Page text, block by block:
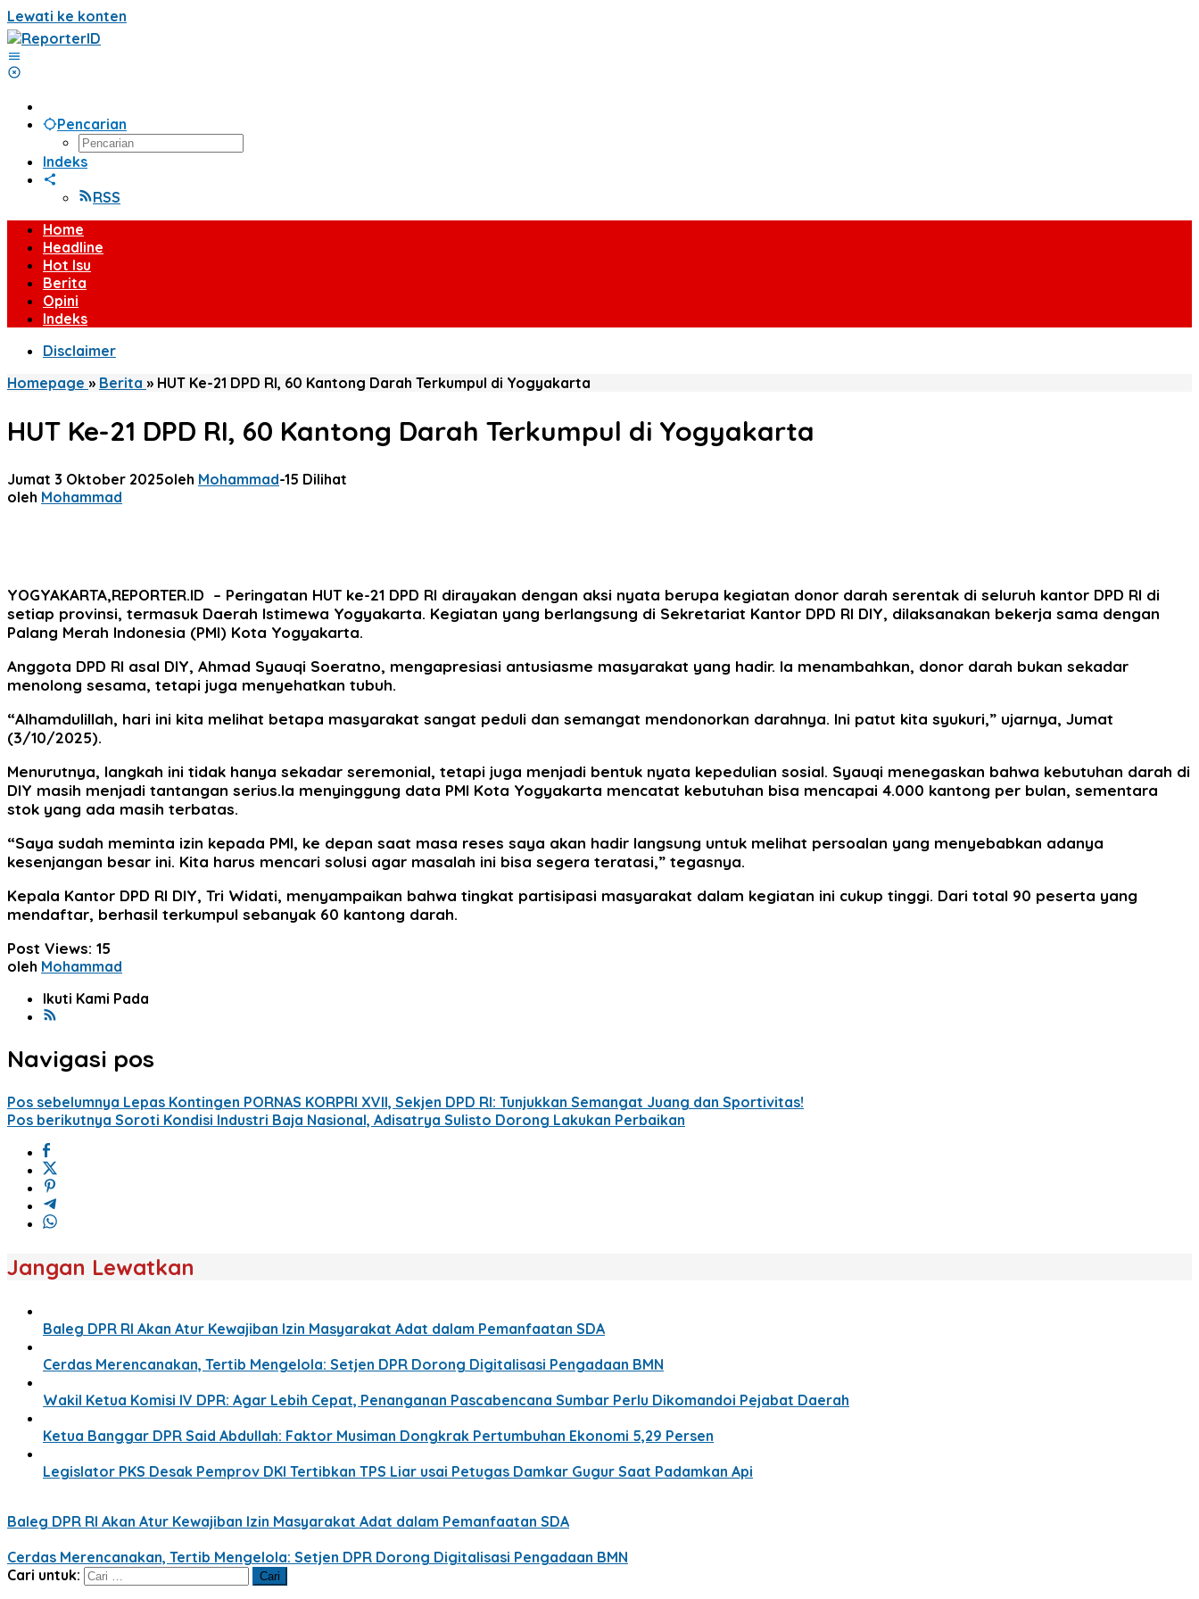
Lewati ke konten
Pencarian
Indeks
RSS
Home
Headline
Hot Isu
Berita
Opini
Indeks
Disclaimer
Homepage » Berita » HUT Ke-21 DPD RI, 60 Kantong Darah Terkumpul di Yogyakarta
HUT Ke-21 DPD RI, 60 Kantong Darah Terkumpul di Yogyakarta
Jumat 3 Oktober 2025oleh Mohammad-15 Dilihat
oleh Mohammad
YOGYAKARTA,REPORTER.ID – Peringatan HUT ke-21 DPD RI dirayakan dengan aksi nyata berupa kegiatan donor darah serentak di seluruh kantor DPD RI di
setiap provinsi, termasuk Daerah Istimewa Yogyakarta. Kegiatan yang berlangsung di Sekretariat Kantor DPD RI DIY, dilaksanakan bekerja sama dengan
Palang Merah Indonesia (PMI) Kota Yogyakarta.
‎Anggota DPD RI asal DIY, Ahmad Syauqi Soeratno, mengapresiasi antusiasme masyarakat yang hadir. Ia menambahkan, donor darah bukan sekadar
menolong sesama, tetapi juga menyehatkan tubuh.
‎“Alhamdulillah, hari ini kita melihat betapa masyarakat sangat peduli dan semangat mendonorkan darahnya. Ini patut kita syukuri,” ujarnya, Jumat
(3/10/2025).
Menurutnya, langkah ini tidak hanya sekadar seremonial, tetapi juga menjadi bentuk nyata kepedulian sosial. Syauqi menegaskan bahwa kebutuhan darah di
DIY masih menjadi tantangan serius.Ia menyinggung data PMI Kota Yogyakarta mencatat kebutuhan bisa mencapai 4.000 kantong per bulan, sementara
stok yang ada masih terbatas.
‎“Saya sudah meminta izin kepada PMI, ke depan saat masa reses saya akan hadir langsung untuk melihat persoalan yang menyebabkan adanya
kesenjangan besar ini. Kita harus mencari solusi agar masalah ini bisa segera teratasi,” tegasnya.
‎Kepala Kantor DPD RI DIY, Tri Widati, menyampaikan bahwa tingkat partisipasi masyarakat dalam kegiatan ini cukup tinggi. Dari total 90 peserta yang
mendaftar, berhasil terkumpul sebanyak 60 kantong darah.
Post Views: 15
oleh Mohammad
Ikuti Kami Pada
Navigasi pos
Pos sebelumnya Lepas Kontingen PORNAS KORPRI XVII, Sekjen DPD RI: Tunjukkan Semangat Juang dan Sportivitas!
Pos berikutnya Soroti Kondisi Industri Baja Nasional, Adisatrya Sulisto Dorong Lakukan Perbaikan
Jangan Lewatkan
Baleg DPR RI Akan Atur Kewajiban Izin Masyarakat Adat dalam Pemanfaatan SDA
Cerdas Merencanakan, Tertib Mengelola: Setjen DPR Dorong Digitalisasi Pengadaan BMN
Wakil Ketua Komisi IV DPR: Agar Lebih Cepat, Penanganan Pascabencana Sumbar Perlu Dikomandoi Pejabat Daerah
Ketua Banggar DPR Said Abdullah: Faktor Musiman Dongkrak Pertumbuhan Ekonomi 5,29 Persen
Legislator PKS Desak Pemprov DKI Tertibkan TPS Liar usai Petugas Damkar Gugur Saat Padamkan Api
Baleg DPR RI Akan Atur Kewajiban Izin Masyarakat Adat dalam Pemanfaatan SDA
Cerdas Merencanakan, Tertib Mengelola: Setjen DPR Dorong Digitalisasi Pengadaan BMN
Cari untuk: